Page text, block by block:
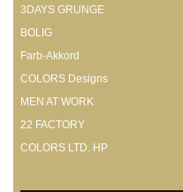
3DAYS GRUNGE
BOLIG
Farb-Akkord
COLORS Designs
MEN AT WORK
22 FACTORY
COLORS LTD. HP